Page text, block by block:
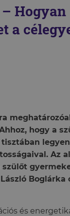
Hogyan
a
hogy a
Az
Boglárka
és